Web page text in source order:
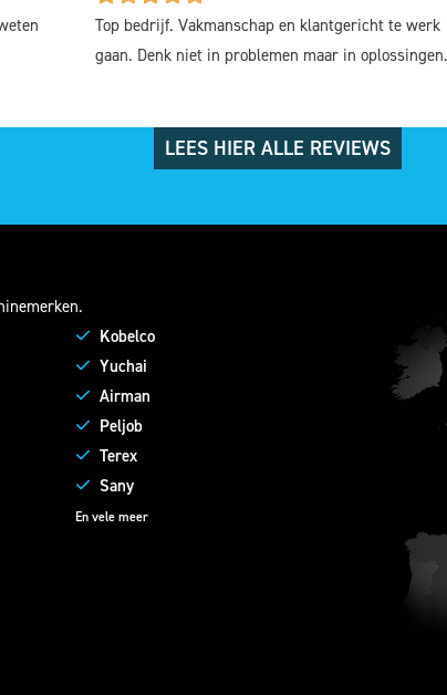
Top bedrijf. Vakmanschap en klantgericht te werk
gaan. Denk niet in problemen maar in oplossingen.
LEES HIER ALLE REVIEWS
Kobelco
Yuchai
Airman
Peljob
Terex
Sany
En vele meer